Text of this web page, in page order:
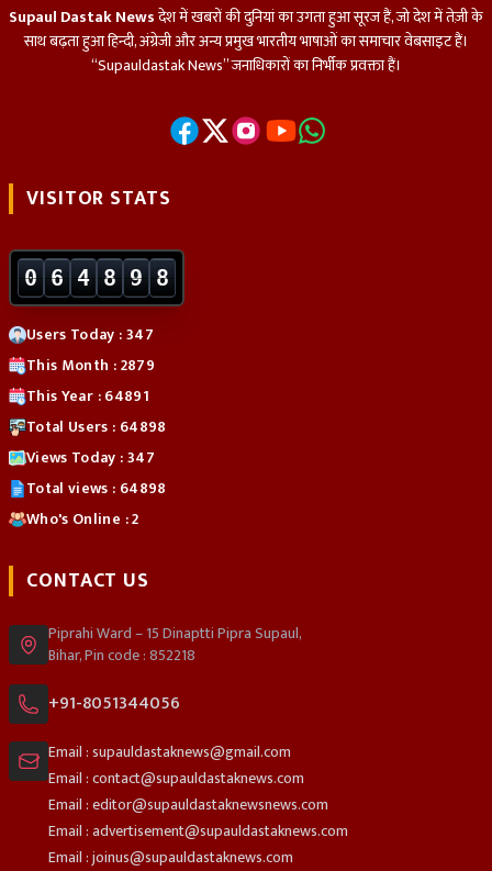
Supaul Dastak Newsदेश में खबरों की दुनियां का उगता हुआ सूरज हैं, जो देश में तेज़ी के
साथ बढ़ता हुआ हिन्दी, अंग्रेजी और अन्य प्रमुख भारतीय भाषाओं का समाचार वेबसाइट हैं।
“Supauldastak News” जनाधिकारों का निर्भीक प्रवक्ता हैं।
VISITOR STATS
0 6 4 8 9 8
Users Today : 347
This Month : 2879
This Year : 64891
Total Users : 64898
Views Today : 347
Total views : 64898
Who's Online : 2
CONTACT US
Piprahi Ward – 15 Dinaptti Pipra Supaul,
Bihar, Pin code : 852218
+91-8051344056
Email : supauldastaknews@gmail.com
Email : contact@supauldastaknews.com
Email : editor@supauldastaknewsnews.com
Email : advertisement@supauldastaknews.com
Email : joinus@supauldastaknews.com